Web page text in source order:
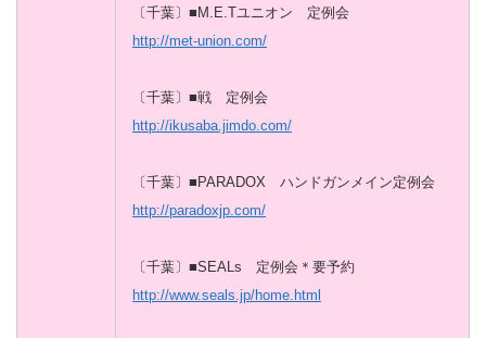
〔千葉〕■M.E.Tユニオン 定例会
http://met-union.com/
〔千葉〕■戦 定例会
http://ikusaba.jimdo.com/
〔千葉〕■PARADOX ハンドガンメイン定例会
http://paradoxjp.com/
〔千葉〕■SEALs 定例会＊要予約
http://www.seals.jp/home.html